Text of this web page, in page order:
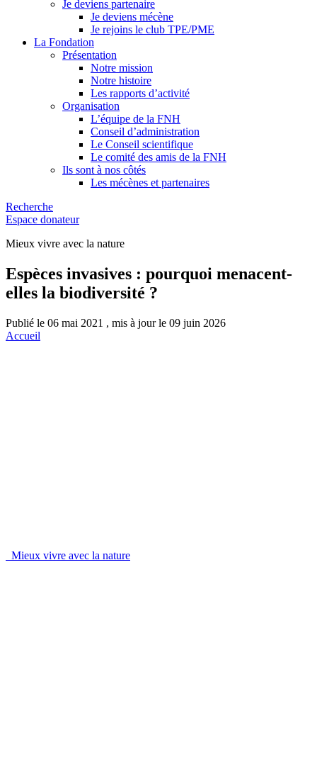
Je deviens partenaire
Je deviens mécène
Je rejoins le club TPE/PME
La Fondation
Présentation
Notre mission
Notre histoire
Les rapports d’activité
Organisation
L’équipe de la FNH
Conseil d’administration
Le Conseil scientifique
Le comité des amis de la FNH
Ils sont à nos côtés
Les mécènes et partenaires
Recherche
Espace donateur
Mieux vivre avec la nature
Espèces invasives : pourquoi menacent-
elles la biodiversité ?
Publié le 06 mai 2021 , mis à jour le 09 juin 2026
Accueil
Mieux vivre avec la nature